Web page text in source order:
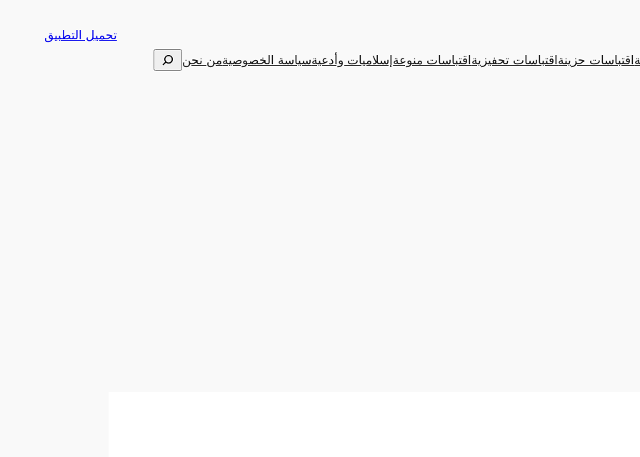
تحميل التطبيق
اقتباسات حزينة اقتباسات تحفيزية اقتباسات منوعة إسلاميات وأدعيةسياسة الخصوصيةمن نحن البحث